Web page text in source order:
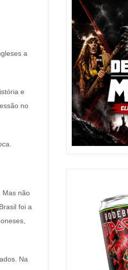
a
e
no
Mas não
foi a
Na